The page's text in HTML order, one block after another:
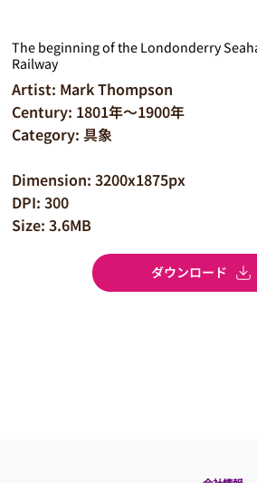
The beginning of the Londonderry
Railway
Artist: Mark Thompson
Century: 1801年～1900年
Category: 具象
Dimension: 3200x1875px
DPI: 300
Size: 3.6MB
ダウンロード